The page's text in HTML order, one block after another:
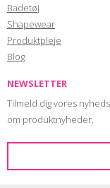
Badetøj
Shapewear
Produktpleje
Blog
NEWSLETTER
Tilmeld dig vores
om produktnyheder.